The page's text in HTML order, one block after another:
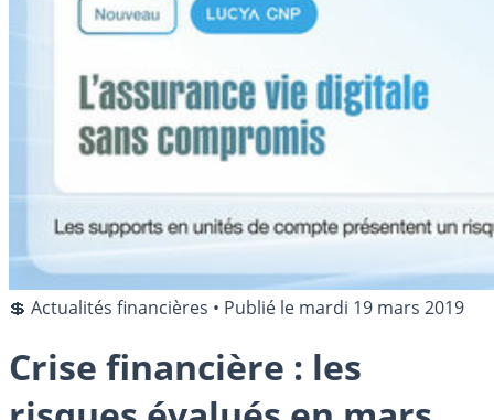
💲 Actualités financières • Publié le mardi 19 mars 2019
Crise financière : les